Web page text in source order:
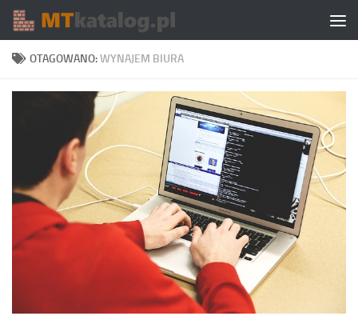
Skip to content
OTAGOWANO:WYNAJEM BIURA